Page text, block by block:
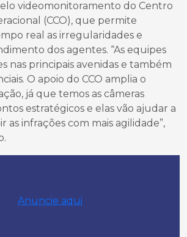
videomonitoramento do Centro
(CCO), que permite
real as irregularidades e
dos agentes. “As equipes
nas principais avenidas e também
O apoio do CCO amplia o
já que temos as câmeras
estratégicos e elas vão ajudar a
as infrações com mais agilidade”,
Anuncie aqui